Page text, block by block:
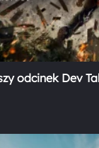
odcinek Dev